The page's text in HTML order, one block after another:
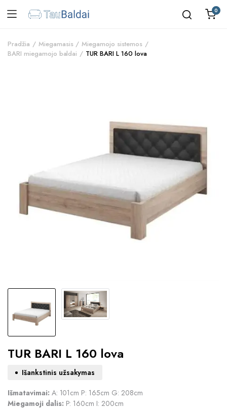
0
Pradžia Miegamasis
Miegamojo sistemos
BARI miegamojo baldai
TUR BARI L 160 lova
TUR BARI L 160 lova
Išankstinis užsakymas
Išmatavimai: A: 101cm P: 165cm G: 208cm
Miegamoji dalis: P: 160cm I: 200cm